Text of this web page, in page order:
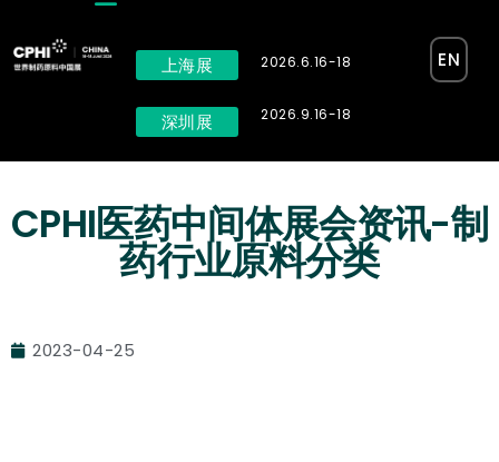
上海展
深圳展
2026.6.16-18
2026.9.16-18
EN
CPHI医药中间体展会资讯-制
药行业原料分类
2023-04-25